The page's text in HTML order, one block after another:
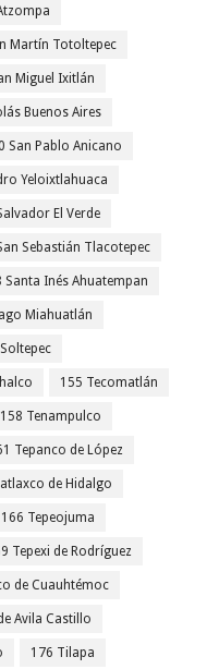
Martín Totoltepec
Miguel Ixitlán
Buenos Aires
San Pablo Anicano
Yeloixtlahuaca
El Verde
Sebastián Tlacotepec
Santa Inés Ahuatempan
Miahuatlán
155 Tecomatlán
158 Tenampulco
Tepanco de López
de Hidalgo
166 Tepeojuma
Tepexi de Rodríguez
de Cuauhtémoc
Avila Castillo
176 Tilapa